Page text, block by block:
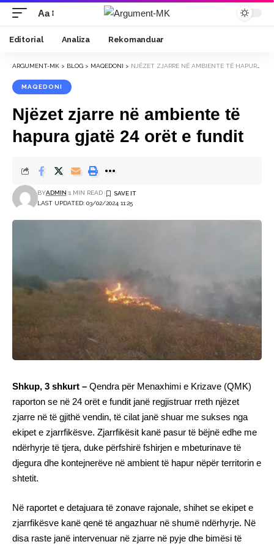
Font
Resizer
Aa
Editorial Analiza Rekomanduar
ARGUMENT-MK > BLOG > MAQEDONI > NJËZET ZJARRE NË AMBIENTE TË HAPURA GJATË 24 ORËT E FUNDIT
MAQEDONI
Njëzet zjarre në ambiente të
hapura gjatë 24 orët e fundit
LAST UPDATED: 03/02/2024 11:25
BYADMIN 1 MIN READ
Shkup, 3 shkurt – Qendra për Menaxhimi e Krizave (QMK)
raporton se në 24 orët e fundit janë regjistruar rreth njëzet
zjarre në të gjithë vendin, të cilat janë shuar me sukses nga
ekipet e zjarrfikësve. Zjarrfikësit kanë pasur të bëjnë edhe me
ndërhyrje të tjera, duke përfshirë fshirjen e mbeturinave të
djegura dhe kontejnerëve në ambient të hapur nëpër territorin e
shtetit.
Në raportet e detajuara të zonave rajonale, shihet se ekipet e
zjarrfikësve kanë qenë të angazhuar në shumë ndërhyrje. Në
disa raste janë intervenuar në zjarre në pyje dhe bimësi të